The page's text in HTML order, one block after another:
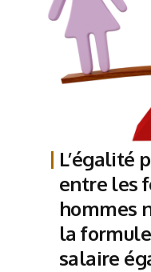
L’égalité
entre les
hommes
la
salaire